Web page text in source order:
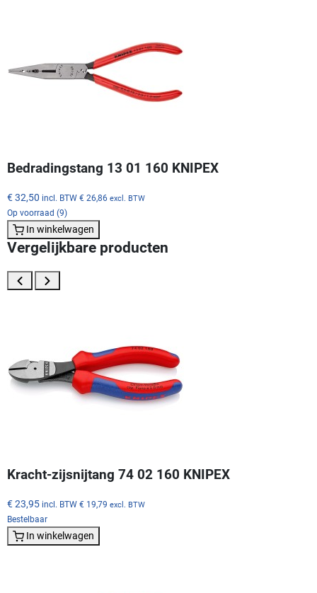
Bedradingstang 13 01 160 KNIPEX
€ 32,50 incl. BTW € 26,86 excl. BTW
Op voorraad (9)
In winkelwagen
Vergelijkbare producten
Kracht-zijsnijtang 74 02 160 KNIPEX
€ 23,95 incl. BTW € 19,79 excl. BTW
Bestelbaar
In winkelwagen